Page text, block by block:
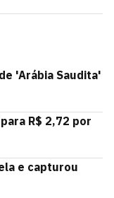
'Arábia Saudita'
R$ 2,72 por
e capturou